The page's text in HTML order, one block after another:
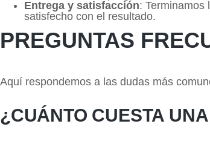
Entrega y satisfacción: Terminamos
satisfecho con el resultado.
PREGUNTAS
Aquí respondemos a las dudas más
¿CUÁNTO CUESTA